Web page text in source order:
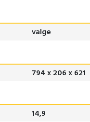
valge
794 x 206 x 621
14,9